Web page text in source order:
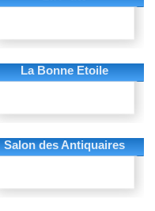
La Bonne Etoile
Salon des Antiquaires